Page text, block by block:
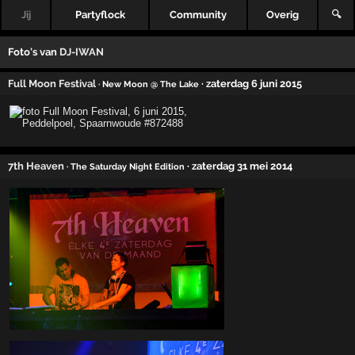
Jij Partyflock Community Overig 🔍
Foto's van DJ-IWAN
Full Moon Festival · New Moon @ The Lake · zaterdag 6 juni 2015
7th Heaven · The Saturday Night Edition · zaterdag 31 mei 2014